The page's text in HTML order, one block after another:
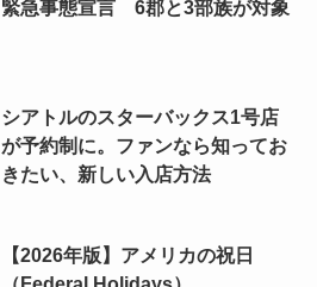
緊急事態宣言 6郡と3部族が対象
シアトルのスターバックス1号店
が予約制に。ファンなら知ってお
きたい、新しい入店方法
【2026年版】アメリカの祝日